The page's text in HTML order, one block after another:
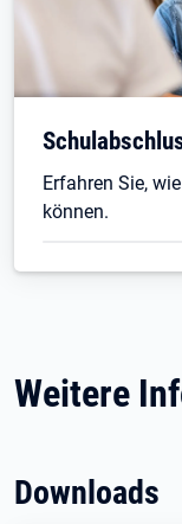
Erfahren Sie,
können.
Weitere
Downloads